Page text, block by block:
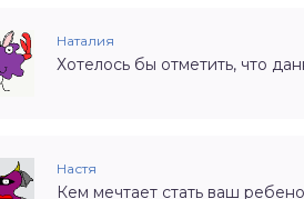
Наталия
Хотелось бы отметить, что
Настя
Кем мечтает стать ваш